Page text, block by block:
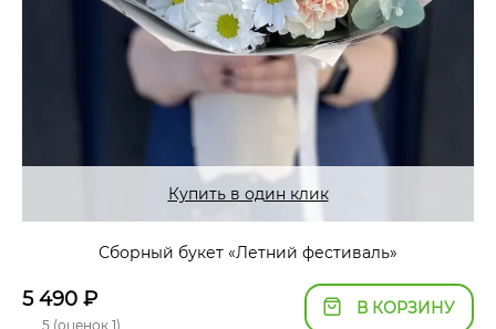
Купить в один клик
Сборный букет «Летний фестиваль»
5 490 ₽
5 (оценок 1)
В КОРЗИНУ